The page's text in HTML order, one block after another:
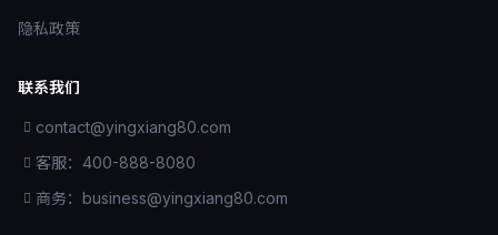
隐私政策
联系我们
contact@yingxiang80.com
客服：400-888-8080
商务：business@yingxiang80.com